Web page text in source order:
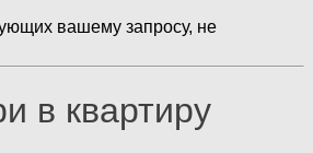
вашему запросу, не
в квартиру